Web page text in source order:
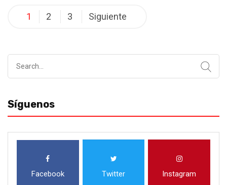
Posts
pagination
1 2 3 Siguiente
Síguenos
Facebook Twitter Instagram